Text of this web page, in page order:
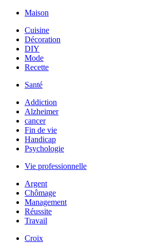
Maison
Cuisine
Décoration
DIY
Mode
Recette
Santé
Addiction
Alzheimer
cancer
Fin de vie
Handicap
Psychologie
Vie professionnelle
Argent
Chômage
Management
Réussite
Travail
Croix